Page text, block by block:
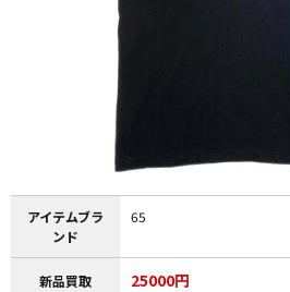
アイテムブラ
ンド
65
新品買取 25000円